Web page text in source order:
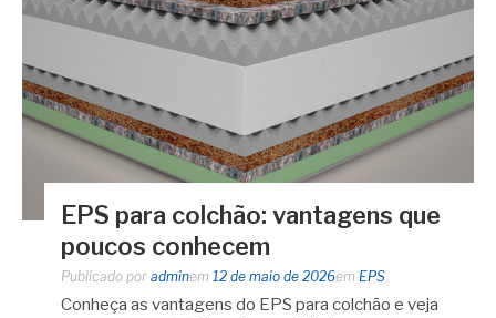
EPS para colchão: vantagens que
poucos conhecem
Publicado por adminem 12 de maio de 2026em EPS
Conheça as vantagens do EPS para colchão e veja